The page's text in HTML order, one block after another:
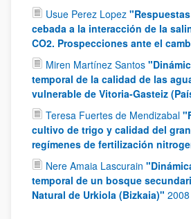
Usue Perez Lopez
cebada a la interacción de la
CO2. Prospecciones ante el
Miren Martínez Santos
temporal de la calidad de las
vulnerable de Vitoria-Gasteiz
Teresa Fuertes de Mendizabal
cultivo de trigo y calidad del
regímenes de fertilización
Nere Amaia Lascurain
temporal de un bosque
Natural de Urkiola (Bizkaia)" 2008